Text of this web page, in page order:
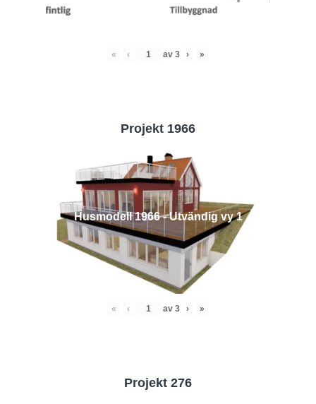
« ‹ av 3 › »
Projekt 1966
Husmodell 1966 - Utvändig vy 1
« ‹ av 3 › »
Projekt 276